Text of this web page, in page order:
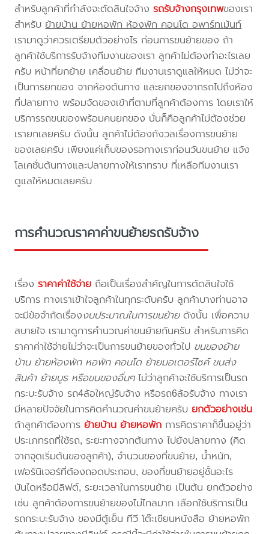
สำหรับลูกค้าที่กำลังจะตัดสินใจจ้างรถรับจ้างกรุงเทพของเรา
สำหรับย้ายบ้าน ย้ายหอพัก ห้องพัก คอนโด อพาร์ทเม้นท์
เรามาดูว่าควรเตรียมตัวอย่างไร ก่อนการขนย้ายของ ถ้า
ลูกค้าใช้บริการรับจ้างทีมงานของเรา ลูกค้าไม่ต้องทำอะไรเลย
ครับ หน้าที่ยกย้าย เคลื่อนย้าย ทีมงานเราดูแลให้หมด ไม่ว่าจะ
เป็นการยกของ จากห้องต้นทาง และยกของจากรถไปถึงห้อง
ที่ปลายทาง พร้อมจัดของเข้าที่ตามที่ลูกค้าต้องการ โดยเราให้
บริการรถขนของพร้อมคนยกของ นั่นก็คือลูกค้าไม่ต้องช่วย
เรายกเลยครับ ดังนั้น ลูกค้าไม่ต้องกังวลเรื่องการขนย้าย
ของเลยครับ เพียงแค่เก็บของรอทางเราก่อนวันขนย้าย แจ้ง
โลเคชั่นต้นทางและปลายทางให้เราทราบ ที่เหลือทีมงานเรา
ดูแลให้หมดเลยครับ
การคำนวณราคาค่าขนย้ายรถรับจ้าง
เรื่องราคาค่าใช้จ่าย ถือเป็นเรื่องสำคัญในการตัดสินใจใช้
บริการ ทางเราเข้าใจลูกค้าในทุกระดับครับ ลูกค้าบางท่านอาจ
จะมีข้อจำกัดเรื่องงบประมาณในการขนย้ายดังนั้น เพื่อความ
สบายใจ เรามาดูการคำนวณค่าขนย้ายกันครับ สำหรับการคิด
ราคาค่าใช้จ่ายไม่ว่าจะเป็นการขนย้ายของทั่วไป ขนของย้าย
บ้าน ย้ายห้องพัก หอพัก คอนโด ย้ายมอเตอร์ไซค์ ขนส่ง
สินค้า ย้ายบูธ หรือขนของอื่นๆไม่ว่าลูกค้าจะใช้บริการเป็นรถ
กระบะรับจ้าง รถ4ล้อใหญ่รับจ้าง หรือรถ6ล้อรับจ้าง ทางเรา
มีหลายปัจจัยในการคิดคำนวณค่าขนย้ายครับยกตัวอย่างเช่น
ถ้าลูกค้าต้องการย้ายบ้าน ย้ายหอพัก การคิดราคาก็ขึ้นอยู่ว่า
ประเภทรถที่ใช้รถ, ระยะทางจากต้นทาง ไปยังปลายทาง (คิด
จากจุดเริ่มต้นของลูกค้า), จำนวนของที่ขนย้าย, น้ำหนัก,
เฟอร์นิเจอร์ที่ต้องถอดประกอบ, ของที่ขนย้ายอยู่ชั้นอะไร
บันไดหรือมีลิฟต์, ระยะเวลาในการขนย้าย เป็นต้น ยกตัวอย่าง
เช่น ลูกค้าต้องการขนย้ายของไม่ไกลมาก เลือกใช้บริการเป็น
รถกระบะรับจ้าง ของมีตู้เย็น ทีวี โต๊ะเขียนหนังสือ ย้ายหอพัก